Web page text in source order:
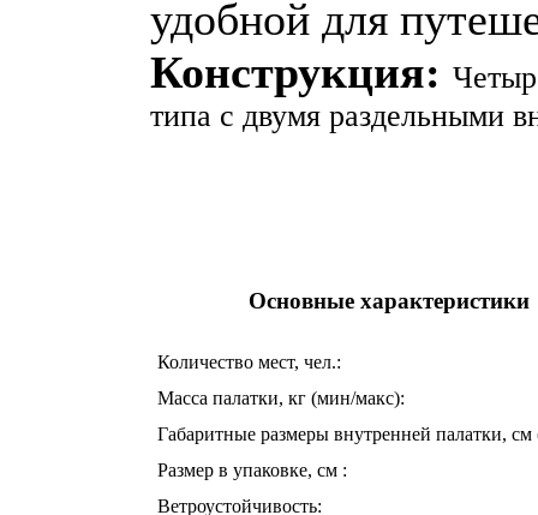
удобной для
Конструкция:
типа с двумя раздельными
Основные характеристики
Количество мест, чел.:
Масса палатки, кг (мин/макс):
Габаритные размеры внутренней палатки,
Размер в упаковке, см :
Ветроустойчивость: